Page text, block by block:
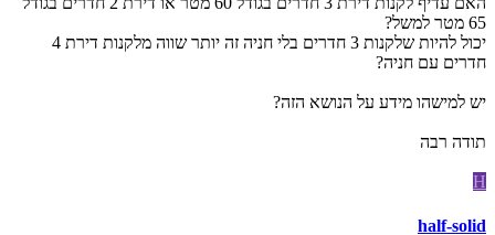
65 מטר למשל?
יכול להיות שלקנות 3 חדרים בלי חניה זה יותר שווה מלקנות דירת 4
חדרים עם חניה?
יש למישהו מידע על הנושא הזה?
תודה רבה
H
half-solid